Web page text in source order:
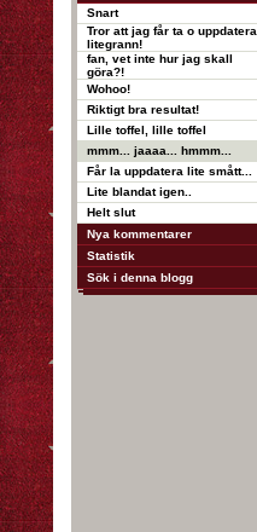
Snart
Tror att jag får ta o uppdatera
litegrann!
fan, vet inte hur jag skall
göra?!
Wohoo!
Riktigt bra resultat!
Lille toffel, lille toffel
mmm... jaaaa... hmmm...
Får la uppdatera lite smått...
Lite blandat igen..
Helt slut
Nya kommentarer
Statistik
Sök i denna blogg